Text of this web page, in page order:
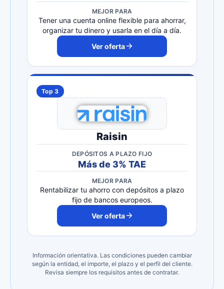
MEJOR PARA
Tener una cuenta online flexible para ahorrar,
organizar tu dinero y usarla en el día a día.
Ver oferta
Top 3
Raisin
DEPÓSITOS A PLAZO FIJO
Más de 3% TAE
MEJOR PARA
Rentabilizar tu ahorro con depósitos a plazo
fijo de bancos europeos.
Ver oferta
Información orientativa. Las condiciones pueden cambiar
según la entidad, el importe, el plazo y el perfil del cliente.
Revisa siempre los requisitos antes de contratar.